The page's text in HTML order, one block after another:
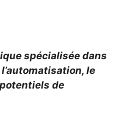
spécialisée dans
le
de